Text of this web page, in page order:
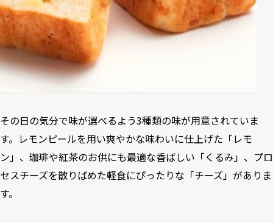
その日の気分で味が選べるよう3種類の味が用意されていま
す。レモンピールを用い爽やかな味わいに仕上げた「レモ
ン」、珈琲や紅茶のお供にも最適な香ばしい「くるみ」、プロ
セスチーズを散りばめた軽食にぴったりな「チーズ」がありま
す。